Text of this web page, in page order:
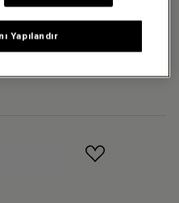
L
Yapılandır